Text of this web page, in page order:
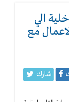
الي
مع
شارك